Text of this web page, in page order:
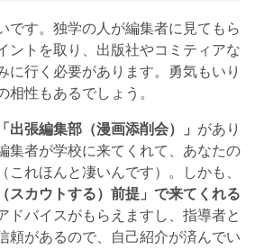
です。独学の人が編集者に見てもら
ントを取り、出版社やコミティアな
に行く必要があります。勇気もいり
相性もあるでしょう。
「 出張編集部（漫画添削会） 」 があり
集者が学校に来てくれて、あなたの
これほんと凄いんです）。しかも、
スカウトする）前提」で来てくれる
ドバイスがもらえますし、指導者と
頼があるので、自己紹介が済んでい